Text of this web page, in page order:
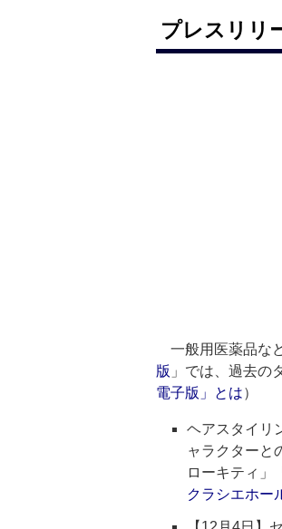
プレスリリ
一般用医薬品な
版 」では、過去の
電子版」とは）
ヘアスタイリ
ャラクターと
ローキティ」
クラシエホー